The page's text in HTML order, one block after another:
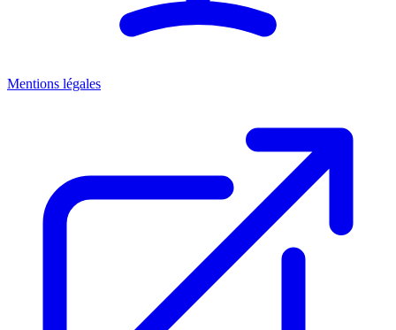
Mentions légales